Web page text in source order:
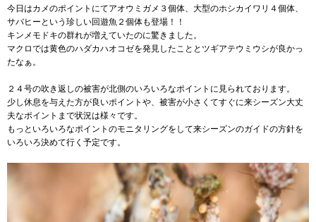
今日はカメのポイントにてアオウミガメ３個体、大型のホシカイワリ４個体、
サバヒーという珍しい回遊魚２個体も登場！！
キンメモドキの群れが増えていたのに驚きました。
マクロでは黄色のハダカハオコゼを発見したこととツギアテウミウシが良かっ
たなぁ。
２４号の吹き返しの被害が北側のいろいろなポイントに見られております。
少し休息を与えた方が良いポイントや、被害が小さくてすぐに来シーズン大丈
夫なポイントまで状況は様々です。
もっといろいろなポイントのモニタリングをして来シーズンのガイドの方針を
いろいろ決めて行く予定です。